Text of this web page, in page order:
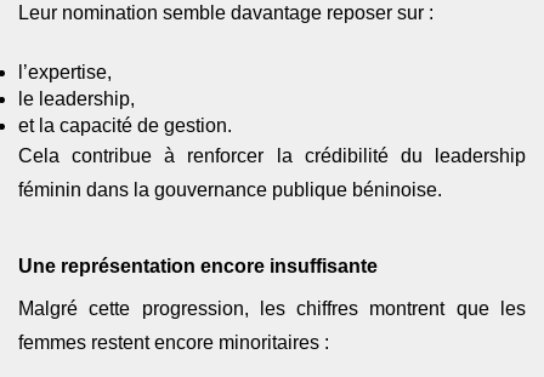
Leur nomination semble davantage reposer sur :
l’expertise,
le leadership,
et la capacité de gestion.
Cela contribue à renforcer la crédibilité du leadership
féminin dans la gouvernance publique béninoise.
Une représentation encore insuffisante
Malgré cette progression, les chiffres montrent que les
femmes restent encore minoritaires :